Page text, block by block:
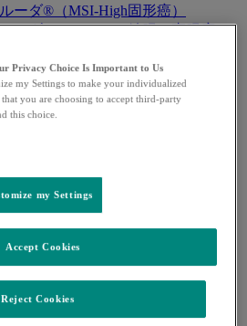
ーダ®（MSI-High固形癌）
ーダ®（MSI-High結腸・直腸癌）
バックス®
ン®
ロ®
ード®9
ャヌ®
バックス®NP
ュバンス®（小児）
バンス®（成人）
Privacy Choice Is Important to Us
my Settings to make your individualized
that you are choosing to accept third-party
this choice.
my Settings
Reject Cookies
Accept Cookies